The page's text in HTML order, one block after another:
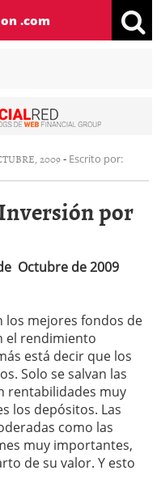
.com
2009- Escrito por:
por
Octubre de 2009
los mejores fondos de
el rendimiento
está decir que los
Solo se salvan las
rentabilidades muy
los depósitos. Las
como las
muy importantes,
de su valor. Y esto